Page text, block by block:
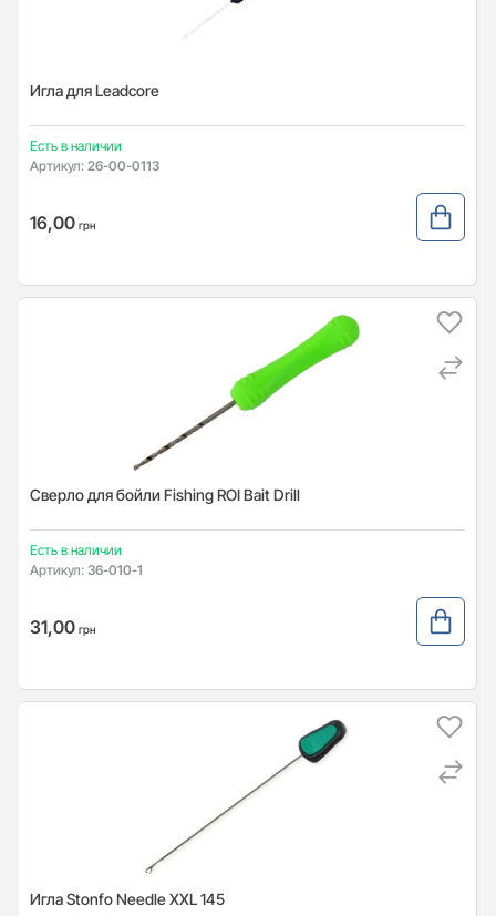
Игла для Leadcore
Есть в наличии
Артикул: 26-00-0113
16,00 грн
Сверло для бойли Fishing ROI Bait Drill
Есть в наличии
Артикул: 36-010-1
31,00 грн
Игла Stonfo Needle XXL 145